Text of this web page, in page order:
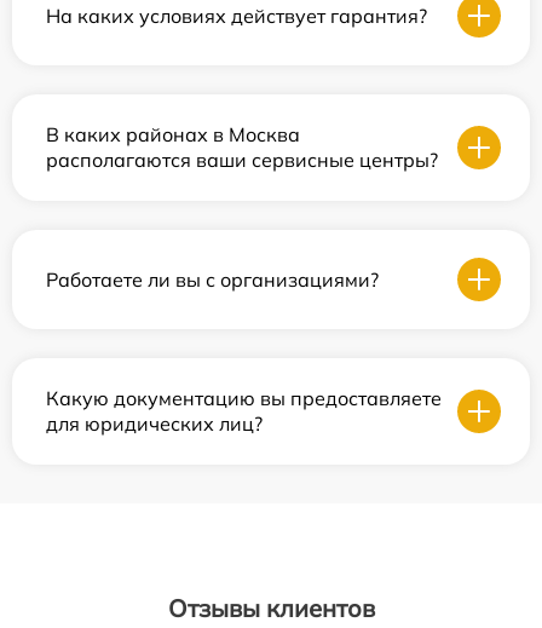
На каких условиях действует гарантия?
В каких районах в Москва
располагаются ваши сервисные центры?
Работаете ли вы с организациями?
Какую документацию вы предоставляете
для юридических лиц?
Отзывы клиентов